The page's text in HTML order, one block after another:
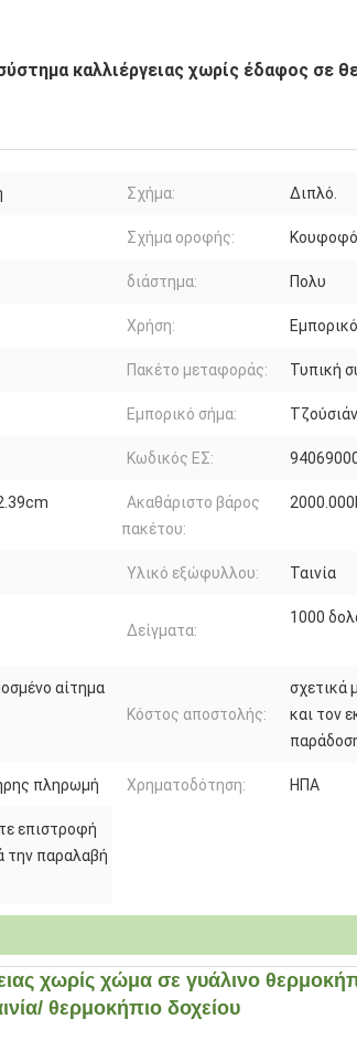
καλλιέργειας χωρίς έδαφος σε
Σχήμα: Διπλό.
Σχήμα οροφής:
διάστημα: Πολυ
Χρήση:
Πακέτο μεταφοράς: Τυπική
Εμπορικό σήμα:
Κωδικός ΕΣ:
Ακαθάριστο βάρος
πακέτου:
Υλικό εξώφυλλου: Ταινία
Δείγματα:
1000
αίτημα
Κόστος αποστολής:
σχετικά
και τον
πληρωμή Χρηματοδότηση: ΗΠΑ
επιστροφή
την παραλαβή
χωρίς χώμα σε γυάλινο
θερμοκήπιο δοχείου